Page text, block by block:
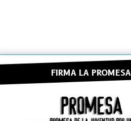
FIRMA LA PROMESA